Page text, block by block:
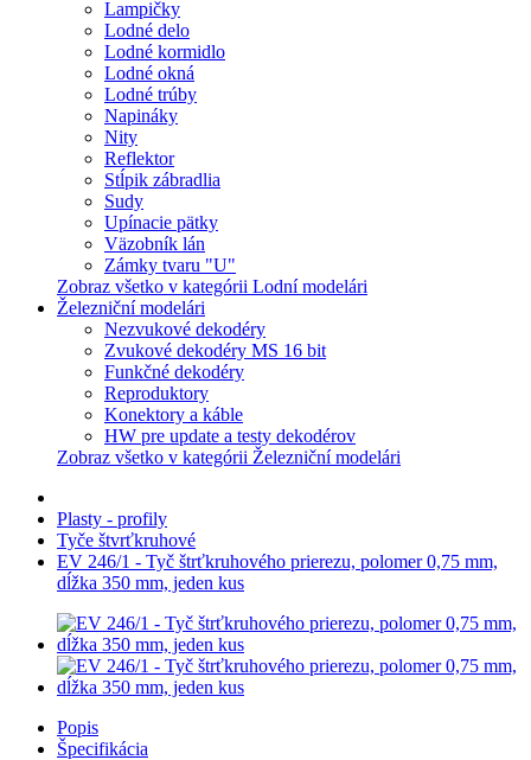
Lampičky
Lodné delo
Lodné kormidlo
Lodné okná
Lodné trúby
Napináky
Nity
Reflektor
Stĺpik zábradlia
Sudy
Upínacie pätky
Väzobník lán
Zámky tvaru "U"
Zobraz všetko v kategórii Lodní modelári
Železniční modelári
Nezvukové dekodéry
Zvukové dekodéry MS 16 bit
Funkčné dekodéry
Reproduktory
Konektory a káble
HW pre update a testy dekodérov
Zobraz všetko v kategórii Železniční modelári
Plasty - profily
Tyče štvrťkruhové
EV 246/1 - Tyč štrťkruhového prierezu, polomer 0,75 mm,
dĺžka 350 mm, jeden kus
Popis
Špecifikácia